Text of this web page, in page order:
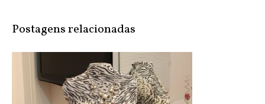
Postagens relacionadas